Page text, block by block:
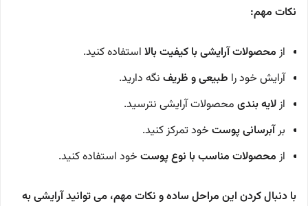
نکات مهم:
از محصولات آرایشی با کیفیت بالا استفاده کنید.
آرایش خود را طبیعی و ظریف نگه دارید.
ازلایه بندی محصولات آرایشی نترسید.
برآبرسانی پوست خود تمرکز کنید.
از محصولات مناسب با نوع پوست خود استفاده کنید.
با دنبال کردن این مراحل ساده و نکات مهم، می توانید آرایشی به